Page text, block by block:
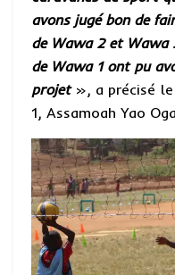
avons jugé bon de
de Wawa 2 et
de Wawa 1 ont pu
projet», a précisé le
1, Assamoah Yao